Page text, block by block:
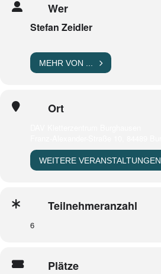
Wer
Stefan Zeidler
MEHR VON ...
Ort
WEITERE VERANSTALTUNGEN
Teilnehmeranzahl
6
Plätze